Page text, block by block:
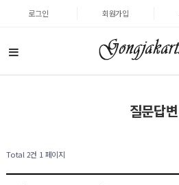
로그인 회원가입
질문답변
Total 2건 1 페이지